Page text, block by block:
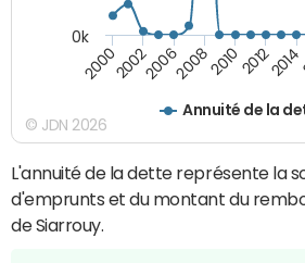
Annuité de la
2000200220062008201020122014
0k
© JDN 2026
L'annuité de la dette représente la
d'emprunts et du montant du
de Siarrouy.